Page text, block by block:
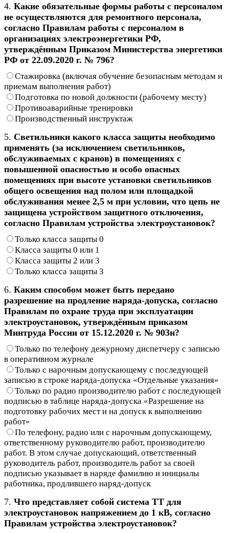
4. Какие обязательные формы работы с персоналом
не осуществляются для ремонтного персонала,
согласно Правилам работы с персоналом в
организациях электроэнергетики РФ,
утверждённым Приказом Министерства энергетики
РФ от 22.09.2020 г. № 796?
Стажировка (включая обучение безопасным методам и
приемам выполнения работ)
Подготовка по новой должности (рабочему месту)
Противоаварийные тренировки
Производственный инструктаж
5. Светильники какого класса защиты необходимо
применять (за исключением светильников,
обслуживаемых с кранов) в помещениях с
повышенной опасностью и особо опасных
помещениях при высоте установки светильников
общего освещения над полом или площадкой
обслуживания менее 2,5 м при условии, что цепь не
защищена устройством защитного отключения,
согласно Правилам устройства электроустановок?
Только класса защиты 0
Класса защиты 0 или 1
Класса защиты 2 или 3
Только класса защиты 3
6. Каким способом может быть передано
разрешение на продление наряда-допуска, согласно
Правилам по охране труда при эксплуатации
электроустановок, утверждённым приказом
Минтруда России от 15.12.2020 г. № 903н?
Только по телефону дежурному диспетчеру с записью
в оперативном журнале
Только с нарочным допускающему с последующей
записью в строке наряда-допуска «Отдельные указания»
Только по радио производителю работ с последующей
подписью в таблице наряда-допуска «Разрешение на
подготовку рабочих мест и на допуск к выполнению
работ»
По телефону, радио или с нарочным допускающему,
ответственному руководителю работ, производителю
работ. В этом случае допускающий, ответственный
руководитель работ, производитель работ за своей
подписью указывает в наряде фамилию и инициалы
работника, продлившего наряд-допуск
7. Что представляет собой система TT для
электроустановок напряжением до 1 кВ, согласно
Правилам устройства электроустановок?